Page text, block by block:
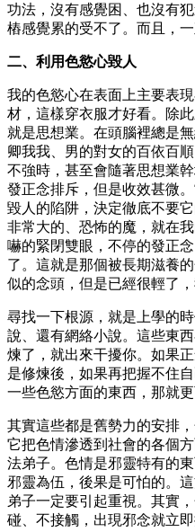
功法，沒有感覺困、也沒有
樁感覺累的受不了。而且，一
二、利用色慾心毀人
我的色慾心在表面上主要表
材，這樣穿衣服才好看。除
就是思想業。在頭腦裡總是
卿我我、男的對女的百依百
不強時，甚至會隨著思想業
發正念排斥，但是收效甚微
毀人的陷阱，決定徹底不要
非常大的、恐怖的魔，就在
嚇的緊閉雙眼，不停的發正
了。這就是那個被長期滋養
似的念頭，但是已經很輕了
尋找一下根源，就是上學的
說、還有網絡小說。這些東
煉了，就出來干擾你。如果
是修煉後，如果再把握不住
一些色慾方面的東西，那就更
其實這些都是舊勢力的安排
它把色情滲透到社會的各個
法弟子。色情是邪靈特有的
邪靈為伍，後果是可怕的。
弟子一定要引起重視。其實
碰、不接觸，出現邪念就立